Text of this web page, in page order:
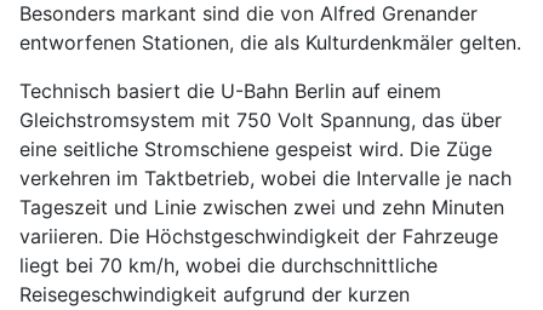
Besonders markant sind die von Alfred Grenander
entworfenen Stationen, die als Kulturdenkmäler gelten.
Technisch basiert die U-Bahn Berlin auf einem
Gleichstromsystem mit 750 Volt Spannung, das über
eine seitliche Stromschiene gespeist wird. Die Züge
verkehren im Taktbetrieb, wobei die Intervalle je nach
Tageszeit und Linie zwischen zwei und zehn Minuten
variieren. Die Höchstgeschwindigkeit der Fahrzeuge
liegt bei 70 km/h, wobei die durchschnittliche
Reisegeschwindigkeit aufgrund der kurzen